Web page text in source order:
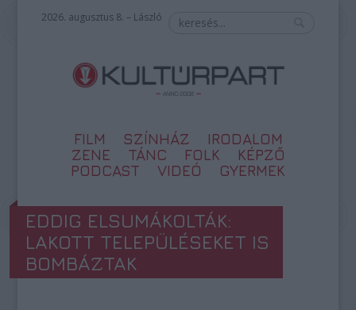
2026. augusztus 8. – László
FILM SZÍNHÁZ
IRODALOM
ZENE
TÁNC FOLK
KÉPZŐ
PODCAST
VIDEÓ GYERMEK
EDDIG ELSUMÁKOLTÁK:
LAKOTT TELEPÜLÉSEKET IS
BOMBÁZTAK